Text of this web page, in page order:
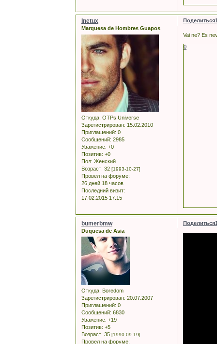
Поделиться
Inetux
Marquesa de Hombres Guapos
Откуда: OTPs Universe
Зарегистрирован: 15.02.2010
Приглашений: 0
Сообщений: 2985
Уважение: +0
Позитив: +0
Пол: Женский
Возраст: 32 [1993-10-27]
Провел на форуме:
26 дней 18 часов
Последний визит:
17.02.2015 17:15
Vai ne? Es
0
Поделиться
bumerbmw
Duquesa de Asia
Откуда: Boredom
Зарегистрирован: 20.07.2007
Приглашений: 0
Сообщений: 6830
Уважение: +19
Позитив: +5
Возраст: 35 [1990-09-19]
Провел на форуме: